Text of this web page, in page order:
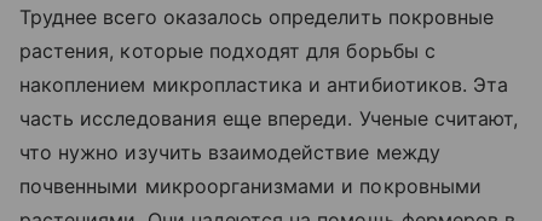
Труднее всего оказалось определить покровные
растения, которые подходят для борьбы с
накоплением микропластика и антибиотиков. Эта
часть исследования еще впереди. Ученые считают,
что нужно изучить взаимодействие между
почвенными микроорганизмами и покровными